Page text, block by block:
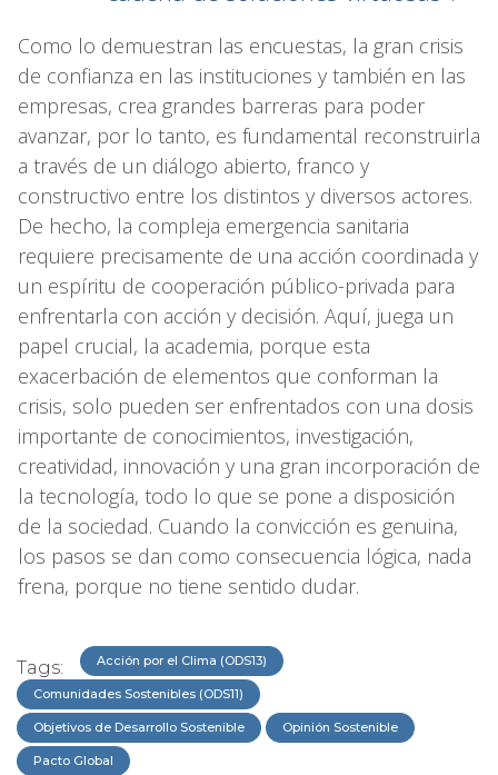
Como lo demuestran las encuestas, la gran crisis
de confianza en las instituciones y también en las
empresas, crea grandes barreras para poder
avanzar, por lo tanto, es fundamental reconstruirla
a través de un diálogo abierto, franco y
constructivo entre los distintos y diversos actores.
De hecho, la compleja emergencia sanitaria
requiere precisamente de una acción coordinada y
un espíritu de cooperación público-privada para
enfrentarla con acción y decisión. Aquí, juega un
papel crucial, la academia, porque esta
exacerbación de elementos que conforman la
crisis, solo pueden ser enfrentados con una dosis
importante de conocimientos, investigación,
creatividad, innovación y una gran incorporación de
la tecnología, todo lo que se pone a disposición
de la sociedad. Cuando la convicción es genuina,
los pasos se dan como consecuencia lógica, nada
frena, porque no tiene sentido dudar.
Tags: Acción por el Clima (ODS13)
Comunidades Sostenibles (ODS11)
Objetivos de Desarrollo Sostenible Opinión Sostenible
Pacto Global